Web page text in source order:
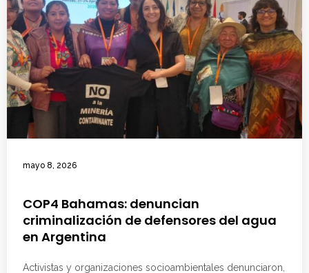
mayo 8, 2026
COP4 Bahamas: denuncian
criminalización de defensores del agua
en Argentina
Activistas y organizaciones socioambientales denunciaron,